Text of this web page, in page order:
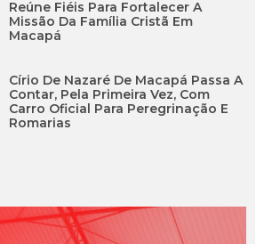
Reúne Fiéis Para Fortalecer A
Missão Da Família Cristã Em
Macapá
Círio De Nazaré De Macapá Passa A
Contar, Pela Primeira Vez, Com
Carro Oficial Para Peregrinação E
Romarias